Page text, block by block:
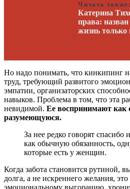
Читать также:
Катерина
права: назван
жизнь только
Но надо понимать, что кинкипинг
труд, требующий развитого
эмпатии, организаторских
навыков. Проблема в том, что эта
невидимой. Ее воспринимают как
разумеющуюся.
За нее редко говорят
как обычную обязанность,
которые есть у женщин.
Когда забота становится рутиной,
долга, а не искреннего желания,
эмоциональному выгоранию,